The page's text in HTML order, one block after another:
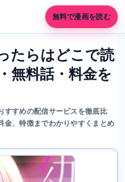
無料で漫画を読む
たらはどこで読
無料話・料金を
すすめの配信サービスを徹底比
金、特徴までわかりやすくまとめ